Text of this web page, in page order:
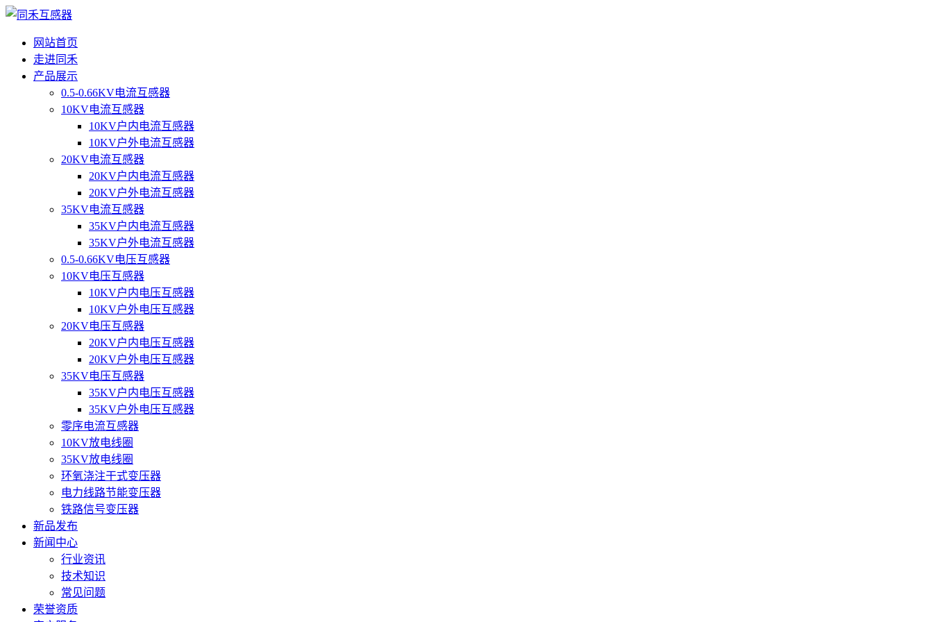
网站首页
走进同禾
产品展示
0.5-0.66KV电流互感器
10KV电流互感器
10KV户内电流互感器
10KV户外电流互感器
20KV电流互感器
20KV户内电流互感器
20KV户外电流互感器
35KV电流互感器
35KV户内电流互感器
35KV户外电流互感器
0.5-0.66KV电压互感器
10KV电压互感器
10KV户内电压互感器
10KV户外电压互感器
20KV电压互感器
20KV户内电压互感器
20KV户外电压互感器
35KV电压互感器
35KV户内电压互感器
35KV户外电压互感器
零序电流互感器
10KV放电线圈
35KV放电线圈
环氧浇注干式变压器
电力线路节能变压器
铁路信号变压器
新品发布
新闻中心
行业资讯
技术知识
常见问题
荣誉资质